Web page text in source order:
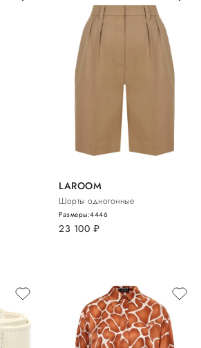
LAROOM
Шорты однотонные
23 100 руб.
Размеры:4446